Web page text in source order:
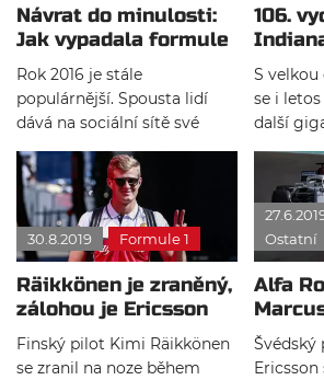
Návrat do minulosti:
Jak vypadala formule
1 v roce 2016?
Rok 2016 je stále
populárnější. Spousta lidí
dává na sociální sítě své
fotky z tohoto roku. Tento
rok měl zkrátka své kouzlo.
Proč se tedy nepodívat, jak
vypadala před deseti lety
formule 1? Kdo jezdil v
jednotlivých týmech, jak si
jednotlivé týmy vedly a co si
od této sezóny slibovaly?
106.
První
S velkou
se i letos
další
mil v
Trophy
bývalý
Ericsson.
30.8.2019 Formule 1
Räikkönen je zraněný,
zálohou je Ericsson
Finský pilot Kimi Räikkönen
se zranil na noze během
Ostatní
Alfa
testy
Švédský